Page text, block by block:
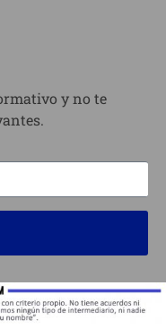
y no te